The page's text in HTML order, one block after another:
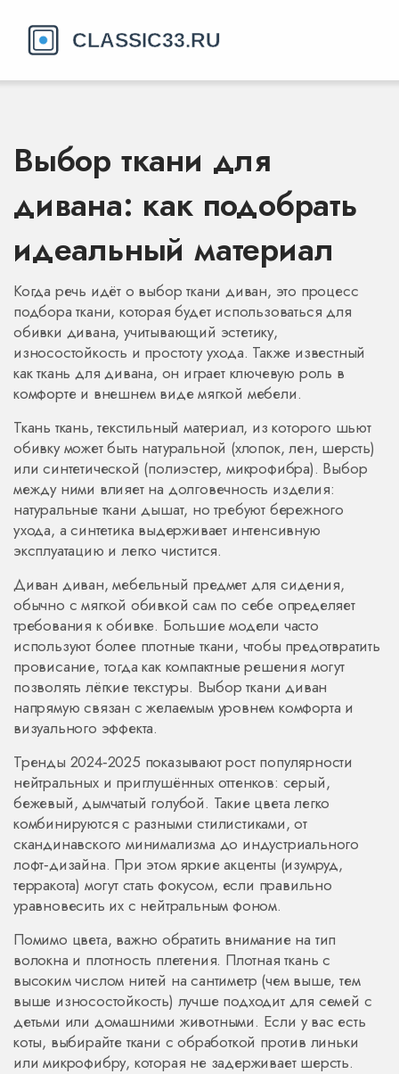
Выбор ткани для
дивана: как подобрать
идеальный материал
Когда речь идёт о выбор ткани диван, это процесс
подбора ткани, которая будет использоваться для
обивки дивана, учитывающий эстетику,
износостойкость и простоту ухода. Также известный
какткань для дивана, он играет ключевую роль в
комфорте и внешнем виде мягкой мебели.
Ткань ткань,текстильный материал, из которого шьют
обивкуможет быть натуральной (хлопок, лен, шерсть)
или синтетической (полиэстер, микрофибра). Выбор
между ними влияет на долговечность изделия:
натуральные ткани дышат, но требуют бережного
ухода, а синтетика выдерживает интенсивную
эксплуатацию и легко чистится.
Диван диван,мебельный предмет для сидения,
обычно с мягкой обивкой сам по себе определяет
требования к обивке. Большие модели часто
используют более плотные ткани, чтобы предотвратить
провисание, тогда как компактные решения могут
позволять лёгкие текстуры. Выбор ткани диван
напрямую связан с желаемым уровнем комфорта и
визуального эффекта.
Тренды 2024‑2025 показывают рост популярности
нейтральных и приглушённых оттенков: серый,
бежевый, дымчатый голубой. Такие цвета легко
комбинируются с разными стилистиками, от
скандинавского минимализма до индустриального
лофт‑дизайна. При этом яркие акценты (изумруд,
терракота) могут стать фокусом, если правильно
уравновесить их с нейтральным фоном.
Помимо цвета, важно обратить внимание на тип
волокна и плотность плетения. Плотная ткань с
высоким числом нитей на сантиметр (чем выше, тем
выше износостойкость) лучше подходит для семей с
детьми или домашними животными. Если у вас есть
коты, выбирайте ткани с обработкой против линьки
или микрофибру, которая не задерживает шерсть.